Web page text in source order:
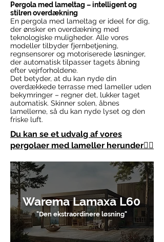
Pergola med lameltag – intelligent og
stilren overdækning
En pergola med lameltag er ideel for dig,
der ønsker en overdækning med
teknologiske muligheder. Alle vores
modeller tilbyder fjernbetjening,
regnsensorer og motoriserede løsninger,
der automatisk tilpasser tagets åbning
efter vejrforholdene.
Det betyder, at du kan nyde din
overdækkede terrasse med lameller uden
bekymringer – regner det, lukker taget
automatisk. Skinner solen, åbnes
lamellerne, så du kan nyde lyset og den
friske luft.​​
Du kan se et udvalg af vores
pergolaer med lameller herunder👇🏻
Warema Lamaxa L60
"Den ekstraordinere løsning"